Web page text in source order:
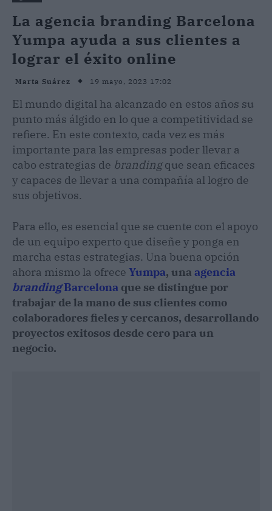
La agencia branding Barcelona
Yumpa ayuda a sus clientes a
lograr el éxito online
Marta Suárez 19 mayo, 2023 17:02
El mundo digital ha alcanzado en estos años su
punto más álgido en lo que a competitividad se
refiere. En este contexto, cada vez es más
importante para las empresas poder llevar a
cabo estrategias de brandingque sean eficaces
y capaces de llevar a una compañía al logro de
sus objetivos.
Para ello, es esencial que se cuente con el apoyo
de un equipo experto que diseñe y ponga en
marcha estas estrategias. Una buena opción
ahora mismo la ofrece Yumpa, una agencia
brandingBarcelona que se distingue por
trabajar de la mano de sus clientes como
colaboradores fieles y cercanos, desarrollando
proyectos exitosos desde cero para un
negocio.